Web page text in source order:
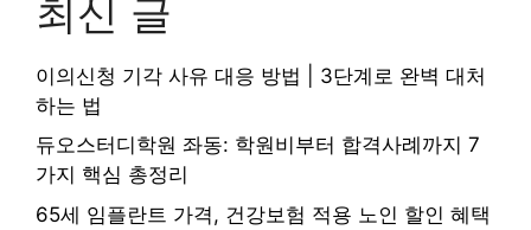
최신 글
이의신청 기각 사유 대응 방법 | 3단계로 완벽 대처
하는 법
듀오스터디학원 좌동: 학원비부터 합격사례까지 7
가지 핵심 총정리
65세 임플란트 가격, 건강보험 적용 노인 할인 혜택